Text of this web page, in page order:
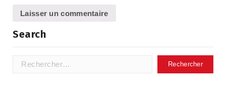
Search
Rechercher :